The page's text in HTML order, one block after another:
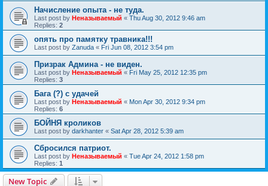
Начисление опыта - не туда.
Last post by Неназываемый « Thu Aug 30, 2012 9:46 am
Replies: 2
опять про памятку травника!!!
Last post by Zanuda « Fri Jun 08, 2012 3:54 pm
Призрак Админа - не виден.
Last post by Неназываемый « Fri May 25, 2012 12:35 pm
Replies: 3
Бага (?) с удачей
Last post by Неназываемый « Mon Apr 30, 2012 9:34 pm
Replies: 6
БОЙНЯ кроликов
Last post by darkhanter « Sat Apr 28, 2012 5:39 am
Сбросился патриот.
Last post by Неназываемый « Tue Apr 24, 2012 1:58 pm
Replies: 1
New Topic